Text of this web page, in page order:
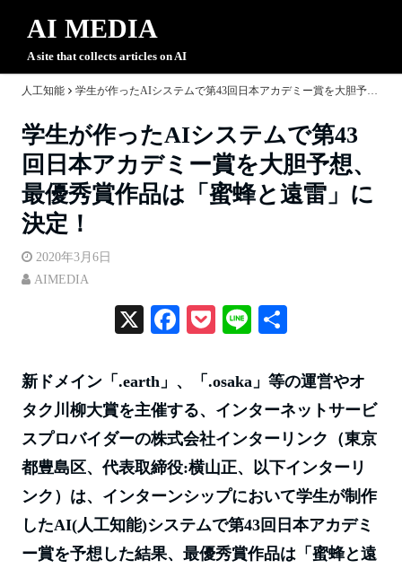
AI MEDIA
A site that collects articles on AI
人工知能 学生が作ったAIシステムで第43回日本アカデミー賞を大胆予想、最優秀賞作品は「蜜蜂と遠雷」に決定！
学生が作ったAIシステムで第43
回日本アカデミー賞を大胆予想、
最優秀賞作品は「蜜蜂と遠雷」に
決定！
2020年3月6日
AIMEDIA
X
Fa
bo
ok
P
ke
t
Li
新ドメイン「.earth」、「.osaka」等の運営やオ
タク川柳大賞を主催する、インターネットサービ
スプロバイダーの株式会社インターリンク（東京
都豊島区、代表取締役:横山正、以下インターリ
ンク）は、インターンシップにおいて学生が制作
したAI(人工知能)システムで第43回日本アカデミ
ー賞を予想した結果、最優秀賞作品は「蜜蜂と遠